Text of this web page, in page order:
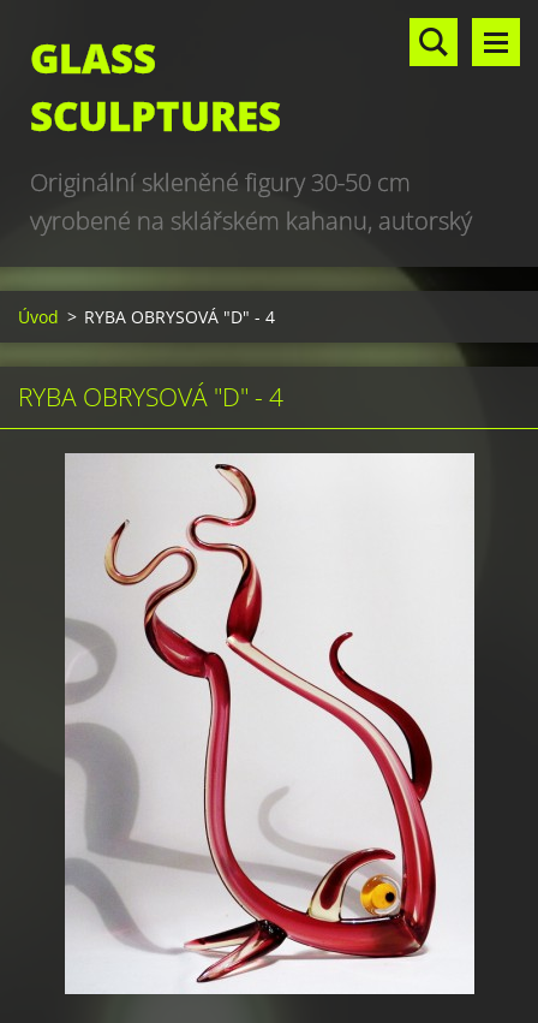
GLASS
SCULPTURES
Originální skleněné figury 30-50 cm
vyrobené na sklářském kahanu, autorský
design, hand made, art glass sculptures,
world unique production
Úvod > RYBA OBRYSOVÁ "D" - 4
RYBA OBRYSOVÁ "D" - 4